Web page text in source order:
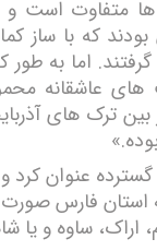
که با ساز
اما به طور
عاشقانه
بین ترک های
استان فارس
اراک، ساوه و یا